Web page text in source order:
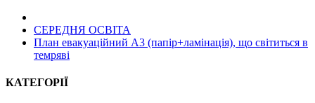
СЕРЕДНЯ ОСВIТА
План евакуаційний А3 (папір+ламінація), що світиться в
темряві
КАТЕГОРІЇ